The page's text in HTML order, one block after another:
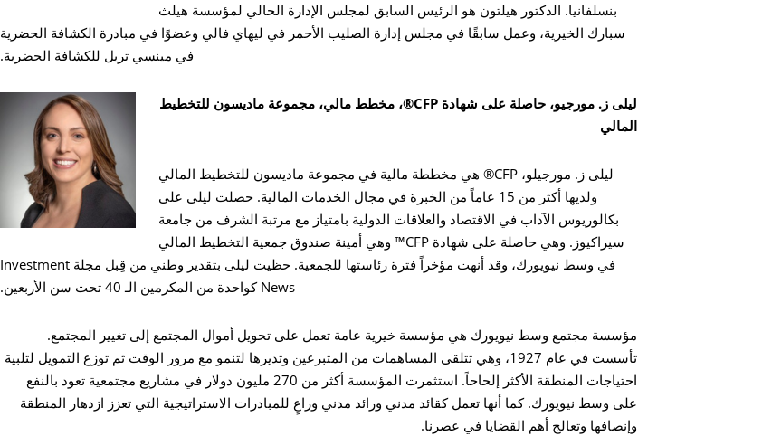
بنسلفانيا. الدكتور هيلتون هو الرئيس السابق لمجلس الإدارة الحالي لمؤسسة هيلث
سبارك الخيرية، وعمل سابقًا في مجلس إدارة الصليب الأحمر في ليهاي فالي وعضوًا في مبادرة الكشافة الحضرية
في مينسي تريل للكشافة الحضرية.
ليلى ز. مورجيو، حاصلة على شهادة CFP®، مخطط مالي، مجموعة ماديسون للتخطيط
المالي
ليلى ز. مورجيلو، CFP® هي مخططة مالية في مجموعة ماديسون للتخطيط المالي
ولديها أكثر من 15 عاماً من الخبرة في مجال الخدمات المالية. حصلت ليلى على
بكالوريوس الآداب في الاقتصاد والعلاقات الدولية بامتياز مع مرتبة الشرف من جامعة
سيراكيوز. وهي حاصلة على شهادة CFP™ وهي أمينة صندوق جمعية التخطيط المالي
في وسط نيويورك، وقد أنهت مؤخراً فترة رئاستها للجمعية. حظيت ليلى بتقدير وطني من قِبل مجلة Investment
News كواحدة من المكرمين الـ 40 تحت سن الأربعين.
مؤسسة مجتمع وسط نيويورك هي مؤسسة خيرية عامة تعمل على تحويل أموال المجتمع إلى تغيير المجتمع.
تأسست في عام 1927، وهي تتلقى المساهمات من المتبرعين وتديرها لتنمو مع مرور الوقت ثم توزع التمويل لتلبية
احتياجات المنطقة الأكثر إلحاحاً. استثمرت المؤسسة أكثر من 270 مليون دولار في مشاريع مجتمعية تعود بالنفع
على وسط نيويورك. كما أنها تعمل كقائد مدني ورائد مدني وراعٍ للمبادرات الاستراتيجية التي تعزز ازدهار المنطقة
وإنصافها وتعالج أهم القضايا في عصرنا.